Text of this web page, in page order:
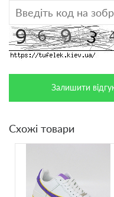
Залишити
Схожі товари